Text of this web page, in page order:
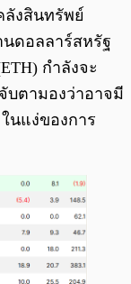
งสินทรัพย์
ดอลลาร์สหรัฐ
กำลังจะ
บตามองว่าอาจมี
ในแง่ของการ